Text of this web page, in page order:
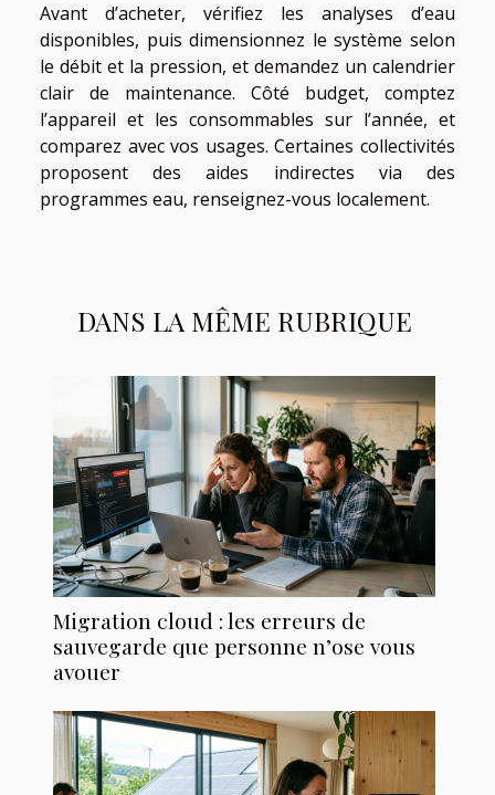
Avant d’acheter, vérifiez les analyses d’eau
disponibles, puis dimensionnez le système selon
le débit et la pression, et demandez un calendrier
clair de maintenance. Côté budget, comptez
l’appareil et les consommables sur l’année, et
comparez avec vos usages. Certaines collectivités
proposent des aides indirectes via des
programmes eau, renseignez-vous localement.
DANS LA MÊME RUBRIQUE
Migration cloud : les erreurs de
sauvegarde que personne n’ose vous
avouer